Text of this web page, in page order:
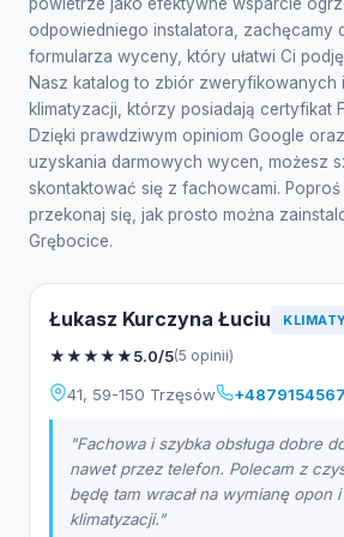
odpowiedniego instalatora, zachęcamy
formularza wyceny, który ułatwi Ci
Nasz katalog to zbiór zweryfikowanych
klimatyzacji, którzy posiadają certyfikat
Dzięki prawdziwym opiniom Google
uzyskania darmowych wycen, możesz
skontaktować się z fachowcami.
przekonaj się, jak prosto można
Grębocice.
Łukasz Kurczyna Łuciu
★★★★★5.0/5(5 opinii)
41, 59-150 Trzęsów
"Fachowa i szybka obsługa dobre
nawet przez telefon. Polecam z
będę tam wracał na wymianę opon i
klimatyzacji."